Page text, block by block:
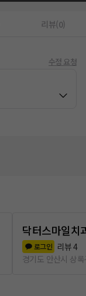
리뷰(0)
수정 요청
닥터스마일치
로그인 리뷰4
경기도 안산시 상